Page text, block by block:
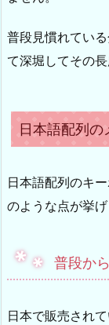
普段見慣れてい
て深堀してその
日本語配列の
日本語配列のキ
のような点が挙げ
普段か
日本で販売され